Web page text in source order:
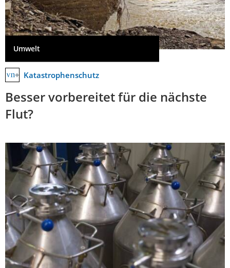
Umwelt
Katastrophenschutz
Besser vorbereitet für die nächste
Flut?